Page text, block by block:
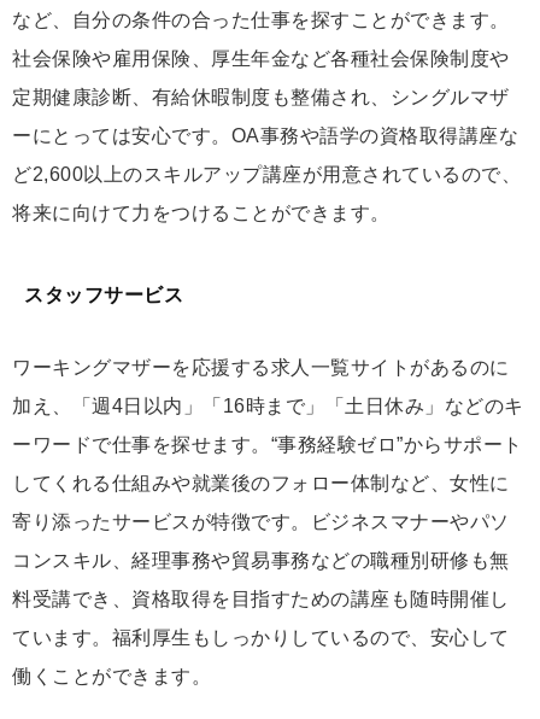
など、自分の条件の合った仕事を探すことができます。
社会保険や雇用保険、厚生年金など各種社会保険制度や
定期健康診断、有給休暇制度も整備され、シングルマザ
ーにとっては安心です。OA事務や語学の資格取得講座な
ど2,600以上のスキルアップ講座が用意されているので、
将来に向けて力をつけることができます。
スタッフサービス
ワーキングマザーを応援する求人一覧サイトがあるのに
加え、「週4日以内」「16時まで」「土日休み」などのキ
ーワードで仕事を探せます。“事務経験ゼロ”からサポート
してくれる仕組みや就業後のフォロー体制など、女性に
寄り添ったサービスが特徴です。ビジネスマナーやパソ
コンスキル、経理事務や貿易事務などの職種別研修も無
料受講でき、資格取得を目指すための講座も随時開催し
ています。福利厚生もしっかりしているので、安心して
働くことができます。